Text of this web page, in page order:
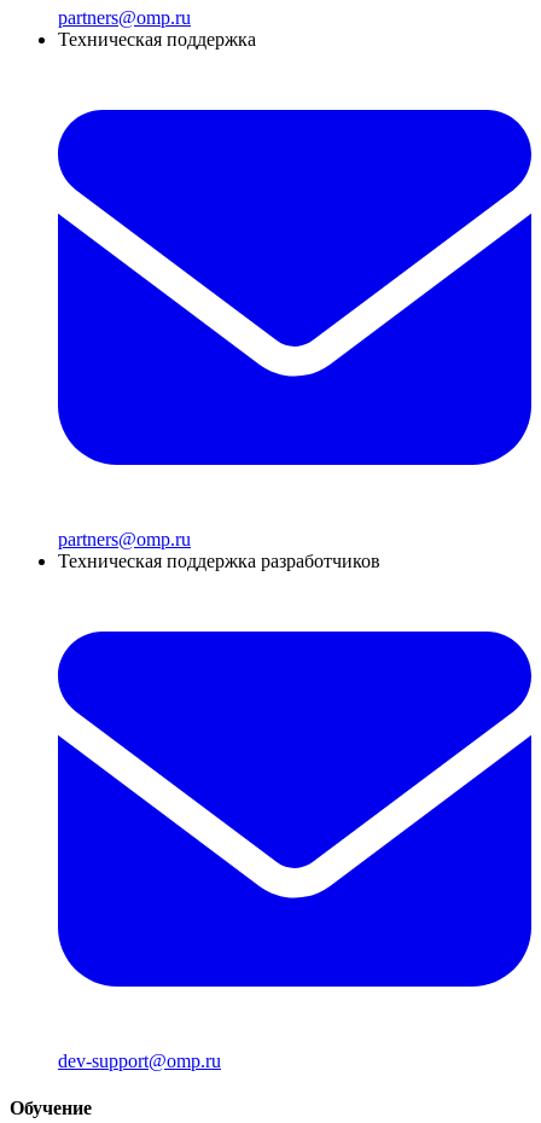
partners@omp.ru
Техническая поддержка
partners@omp.ru
Техническая поддержка разработчиков
dev-support@omp.ru
Обучение